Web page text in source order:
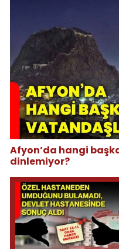
Afyon’da hangi
dinlemiyor?